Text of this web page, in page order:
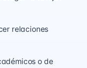
relaciones
o de